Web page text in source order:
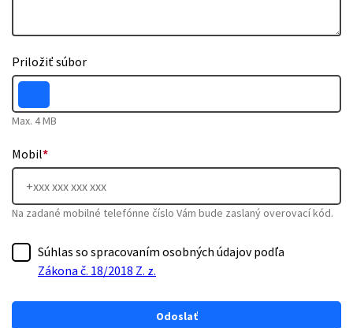
Priložiť súbor
Max. 4 MB
Mobil*
Na zadané mobilné telefónne číslo Vám bude zaslaný overovací kód.
Súhlas so spracovaním osobných údajov podľa
Zákona č. 18/2018 Z. z.